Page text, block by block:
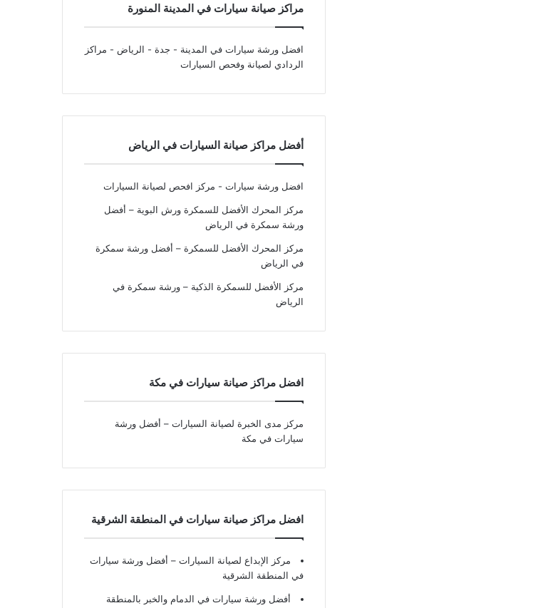
مراكز صيانة سيارات في المدينة المنورة
افضل ورشة سيارات في المدينة - جدة - الرياض - مراكز
الردادي لصيانة وفحص السيارات
أفضل مراكز صيانة السيارات في الرياض
افضل ورشة سيارات - مركز افحص لصيانة السيارات
مركز المحرك الأفضل للسمكرة ورش البوية – أفضل
ورشة سمكرة في الرياض
مركز المحرك الأفضل للسمكرة – أفضل ورشة سمكرة
في الرياض
مركز الأفضل للسمكرة الذكية – ورشة سمكرة في
الرياض
افضل مراكز صيانة سيارات في مكة
مركز مدى الخبرة لصيانة السيارات – أفضل ورشة
سيارات في مكة
افضل مراكز صيانة سيارات في المنطقة الشرقية
مركز الإبداع لصيانة السيارات – أفضل ورشة سيارات
في المنطقة الشرقية
أفضل ورشة سيارات في الدمام والخبر بالمنطقة